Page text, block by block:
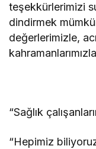
teşekkürlerimizi
dindirmek
değerlerimizle,
“Sağlık
“Hepimiz